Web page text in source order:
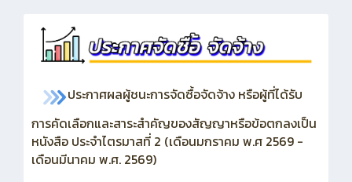
ประกาศผลผู้ชนะการจัดซื้อจัดจ้าง หรือผู้ที่ได้รับ
การคัดเลือกและสาระสำคัญของสัญญาหรือข้อตกลงเป็น
หนังสือ ประจำไตรมาสที่ 2 (เดือนมกราคม พ.ศ 2569 -
เดือนมีนาคม พ.ศ. 2569)